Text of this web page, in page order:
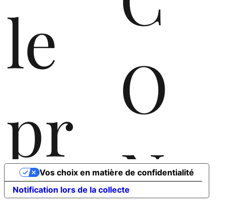
O
N
le
pr
Notification lors de la collecte
Vos choix en matière de confidentialité